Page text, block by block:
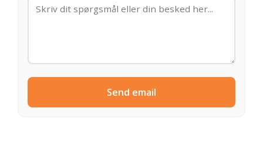
Send email